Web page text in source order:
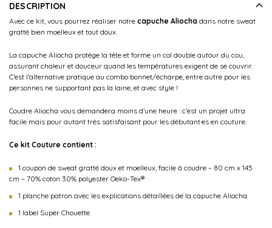
DESCRIPTION
Avec ce kit, vous pourrez réaliser notre capuche Aliocha dans notre sweat
gratté bien moelleux et tout doux.
La capuche Aliocha protège la tête et forme un col double autour du cou,
assurant chaleur et douceur quand les températures exigent de se couvrir.
C’est l’alternative pratique au combo bonnet/écharpe, entre autre pour les
personnes ne supportant pas la laine, et avec style !
Coudre Aliocha vous demandera moins d’une heure : c’est un projet ultra
facile mais pour autant très satisfaisant pour les débutant·es en couture.
Ce kit Couture contient :
1 coupon de sweat gratté doux et moelleux, facile à coudre – 80 cm x 145
cm – 70% coton 30% polyester Oeko-Tex®
1 planche patron avec les explications détaillées de la capuche Aliocha
1 label Super Chouette